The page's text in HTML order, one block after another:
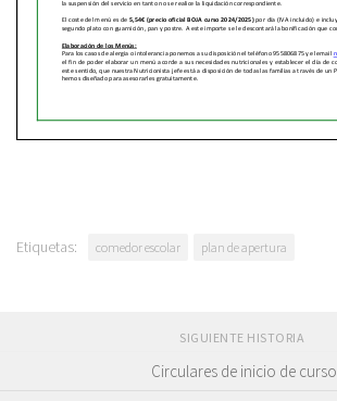
Etiquetas: comedor escolar plan de apertura
SIGUIENTE HISTORIA
Circulares de inicio de curso